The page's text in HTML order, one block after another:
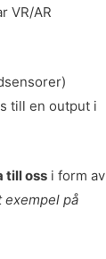
VR/AR
till en output i
till oss i form av
exempel på